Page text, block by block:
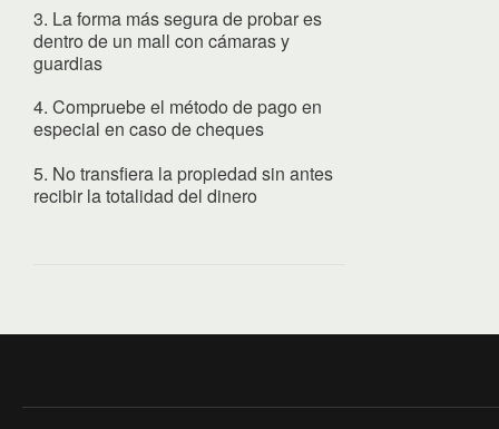
3. La forma más segura de probar es
dentro de un mall con cámaras y
guardias
4. Compruebe el método de pago en
especial en caso de cheques
5. No transfiera la propiedad sin antes
recibir la totalidad del dinero